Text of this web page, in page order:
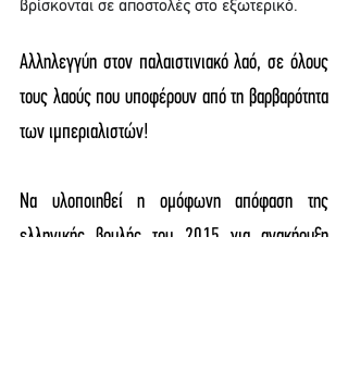
βρίσκονται σε αποστολές στο εξωτερικό.
Αλληλεγγύη στον παλαιστινιακό λαό, σε όλους
τους λαούς που υποφέρουν από τη βαρβαρότητα
των ιμπεριαλιστών!
Να υλοποιηθεί η ομόφωνη απόφαση της
ελληνικής βουλής του 2015 για ανακήρυξη